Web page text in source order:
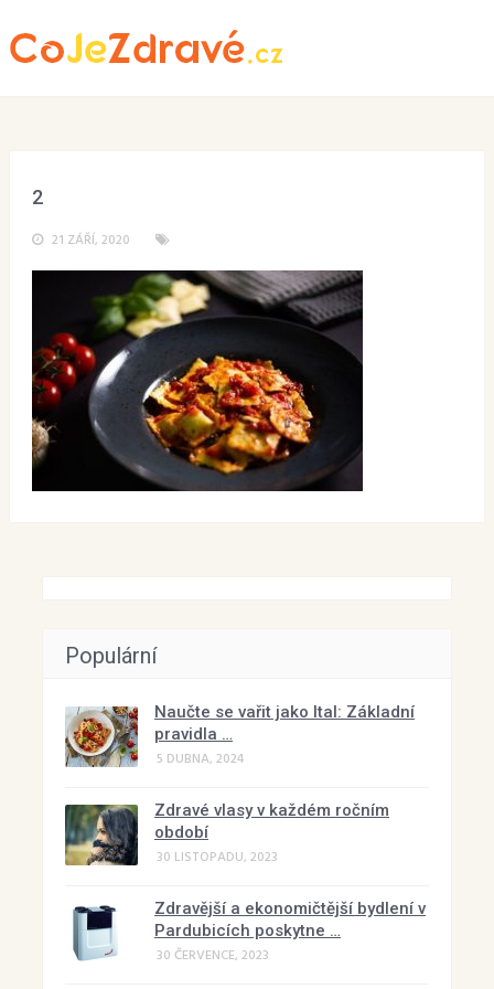
2
21 ZÁŘÍ, 2020
Populární
Naučte se vařit jako Ital: Základní
pravidla …
5 DUBNA, 2024
Zdravé vlasy v každém ročním
období
30 LISTOPADU, 2023
Zdravější a ekonomičtější bydlení v
Pardubicích poskytne …
30 ČERVENCE, 2023